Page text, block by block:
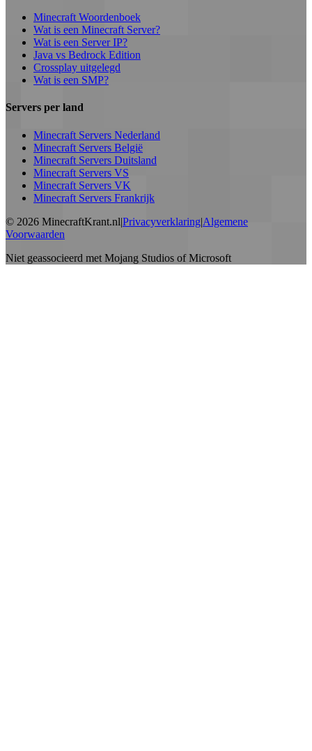
Minecraft Woordenboek
Wat is een Minecraft Server?
Wat is een Server IP?
Java vs Bedrock Edition
Crossplay uitgelegd
Wat is een SMP?
Servers per land
Minecraft Servers Nederland
Minecraft Servers België
Minecraft Servers Duitsland
Minecraft Servers VS
Minecraft Servers VK
Minecraft Servers Frankrijk
© 2026 MinecraftKrant.nl|Privacyverklaring|Algemene
Voorwaarden
Niet geassocieerd met Mojang Studios of Microsoft